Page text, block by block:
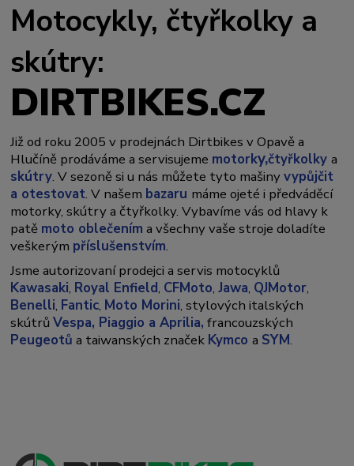
Motocykly, čtyřkolky a
skútry:
DIRTBIKES.CZ
Již od roku 2005 v prodejnách Dirtbikes v Opavě a
Hlučíně prodáváme a servisujeme motorky,čtyřkolkya
skútry. V sezoně si u nás můžete tyto mašinyvypůjčit
a otestovat. V našem bazaru máme ojeté i předváděcí
motorky, skútry a čtyřkolky. Vybavíme vás od hlavy k
patě moto oblečením a všechny vaše stroje doladíte
veškerým příslušenstvím.
Jsme autorizovaní prodejci a servis motocyklů
Kawasaki, Royal Enfield, CFMoto,Jawa, QJMotor,
Benelli, Fantic, Moto Morini, stylových italských
skútrůVespa, Piaggio a Aprilia, francouzských
Peugeotů a taiwanských značek Kymcoa SYM.